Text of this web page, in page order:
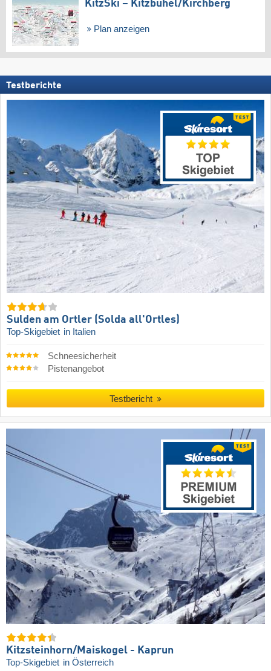
KitzSki – Kitzbühel/​Kirchberg
Plan anzeigen
Testberichte
Sulden am Ortler (Solda all'Ortles)
Top-Skigebiet in Italien
Schneesicherheit
Pistenangebot
Testbericht
Kitzsteinhorn/​Maiskogel - Kaprun
Top-Skigebiet in Österreich